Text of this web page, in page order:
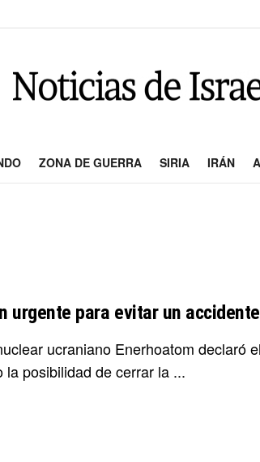
ZONA DE GUERRA SIRIA IRÁN
urgente para evitar un
ucraniano Enerhoatom declaró
la posibilidad de cerrar la ...